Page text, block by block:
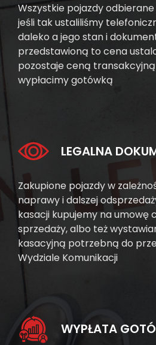
Wszystkie pojazdy
jeśli tak ustaliliśmy
daleko a jego stan i
przedstawioną to cena
pozostaje ceną transakcyjną
wypłacimy gotówką
LEGALNA
Zakupione pojazdy w
naprawy i dalszej
kasacji kupujemy na umowę
sprzedaży, albo też
kasacyjną potrzebną do
Wydziale Komunikacji
WYPŁATA